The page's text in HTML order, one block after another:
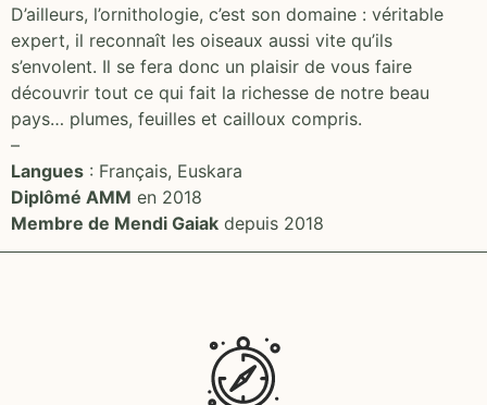
D’ailleurs, l’ornithologie, c’est son domaine : véritable
expert, il reconnaît les oiseaux aussi vite qu’ils
s’envolent. Il se fera donc un plaisir de vous faire
découvrir tout ce qui fait la richesse de notre beau
pays… plumes, feuilles et cailloux compris.
–
Langues : Français, Euskara
Diplômé AMM en 2018
Membre de Mendi Gaiak depuis 2018